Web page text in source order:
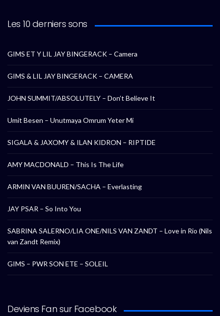
Les 10 derniers sons
GIMS ET Y LIL JAY BINGERACK – Camera
GIMS & LIL JAY BINGERACK – CAMERA
JOHN SUMMIT/ABSOLUTELY – Don’t Believe It
Umit Besen – Unutmaya Omrum Yeter Mi
SIGALA & JAXOMY & ILAN KIDRON – RIPTIDE
AMY MACDONALD – This Is The Life
ARMIN VAN BUUREN/SACHA – Everlasting
JAY PSAR – So Into You
SABRINA SALERNO/LIA ONE/NILS VAN ZANDT – Love in Rio (Nils
van Zandt Remix)
GIMS – PWR SON ETE – SOLEIL
Deviens Fan sur Facebook